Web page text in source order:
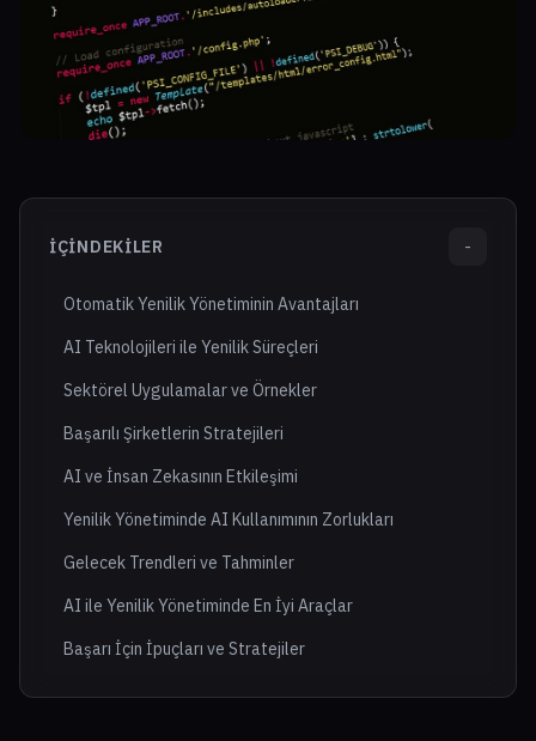
İÇINDEKILER -
Otomatik Yenilik Yönetiminin Avantajları
AI Teknolojileri ile Yenilik Süreçleri
Sektörel Uygulamalar ve Örnekler
Başarılı Şirketlerin Stratejileri
AI ve İnsan Zekasının Etkileşimi
Yenilik Yönetiminde AI Kullanımının Zorlukları
Gelecek Trendleri ve Tahminler
AI ile Yenilik Yönetiminde En İyi Araçlar
Başarı İçin İpuçları ve Stratejiler